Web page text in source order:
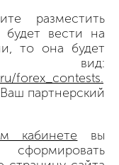
разместить
будет вести на
то она будет
forex_contests.
партнерский
кабинете вы